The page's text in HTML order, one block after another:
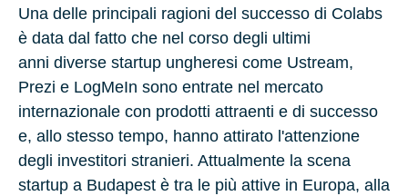
Una delle principali ragioni del successo di Colabs
è data dal fatto che nel corso degli ultimi
anni diverse startup ungheresi come Ustream,
Prezi e LogMeIn sono entrate nel mercato
internazionale con prodotti attraenti e di successo
e, allo stesso tempo, hanno attirato l'attenzione
degli investitori stranieri. Attualmente la scena
startup a Budapest è tra le più attive in Europa, alla